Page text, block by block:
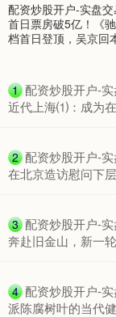
上证综指
配资炒股开户-实盘
首日票房破5亿！《
档首日登顶，吴京回
1 配资炒股开户-
近代上海⑴：成为
2 配资炒股开户-
在北京造访慰问下
3 配资炒股开户-
奔赴旧金山，新一
4 配资炒股开户-
派陈腐树叶的当代